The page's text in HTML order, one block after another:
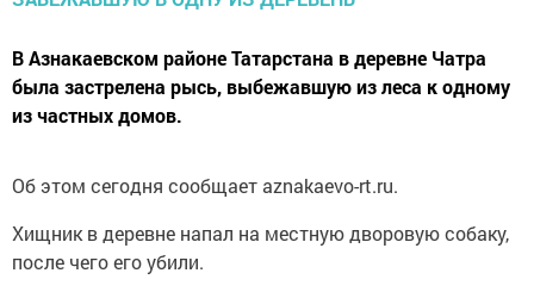
В Азнакаевском районе Татарстана в деревне Чатра
была застрелена рысь, выбежавшую из леса к одному
из частных домов.
Об этом сегодня сообщает aznakaevo-rt.ru.
Хищник в деревне напал на местную дворовую собаку,
после чего его убили.